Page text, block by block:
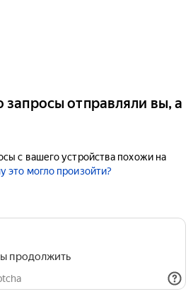
запросы отправляли вы, а
с вашего устройства похожи на
это могло произойти?
продолжить